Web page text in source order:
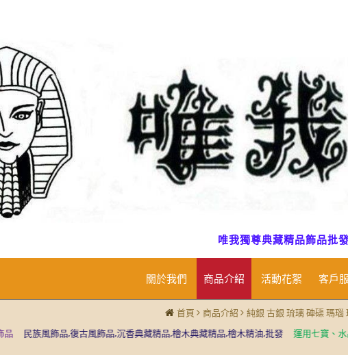
唯我獨尊典藏精品飾品批發
關於我們 商品介紹 活動花絮 客戶
首頁 商品介紹
純銀 古銀 琉璃 硨磲 瑪
民族風飾品,復古風飾品,沉香典藏精品,檜木典藏精品,檜木精油,批發 運用七寶、水晶、